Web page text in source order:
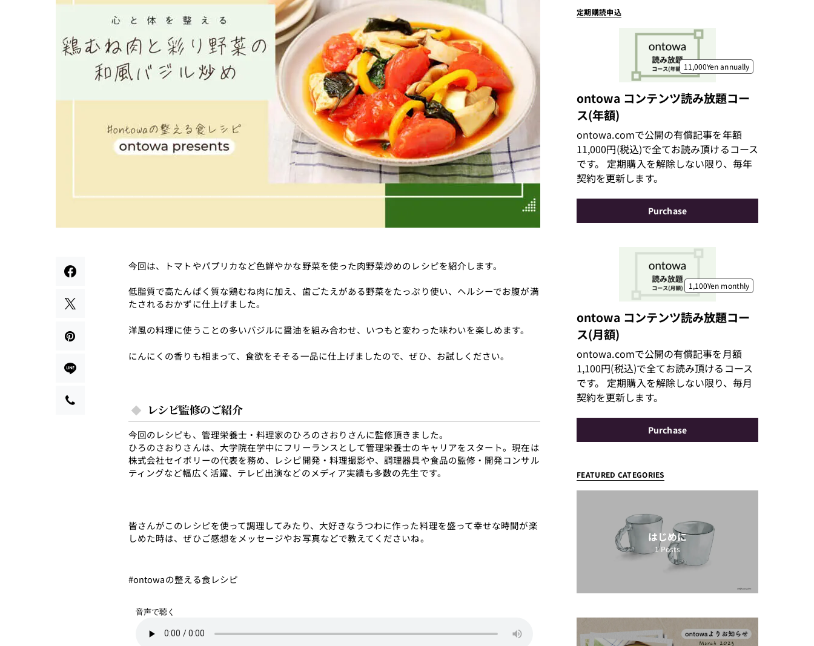
今回は、トマトやパプリカなど色鮮やかな野菜を使った肉野菜炒めのレシピを紹介します。
低脂質で高たんぱく質な鶏むね肉に加え、歯ごたえがある野菜をたっぷり使い、ヘルシーでお腹が満
たされるおかずに仕上げました。
洋風の料理に使うことの多いバジルに醤油を組み合わせ、いつもと変わった味わいを楽しめます。
にんにくの香りも相まって、食欲をそそる一品に仕上げましたので、ぜひ、お試しください。
レシピ監修のご紹介
今回のレシピも、管理栄養士・料理家のひろのさおりさんに監修頂きました。
ひろのさおりさんは、大学院在学中にフリーランスとして管理栄養士のキャリアをスタート。現在は
株式会社セイボリーの代表を務め、レシピ開発・料理撮影や、調理器具や食品の監修・開発コンサル
ティングなど幅広く活躍、テレビ出演などのメディア実績も多数の先生です。
皆さんがこのレシピを使って調理してみたり、大好きなうつわに作った料理を盛って幸せな時間が楽
しめた時は、ぜひご感想をメッセージやお写真などで教えてくださいね。
#ontowaの整える食レシピ
音声で聴く
定期購読申込
11,000Yenannually
ontowa コンテンツ読み放題コー
ス(年額)
ontowa.comで公開の有償記事を年額
11,000円(税込)で全てお読み頂けるコース
です。 定期購入を解除しない限り、毎年
契約を更新します。
Purchase
1,100Yen monthly
ontowa コンテンツ読み放題コー
ス(月額)
ontowa.comで公開の有償記事を月額
1,100円(税込)で全てお読み頂けるコース
です。 定期購入を解除しない限り、毎月
契約を更新します。
Purchase
FEATURED CATEGORIES
はじめに
1 Posts